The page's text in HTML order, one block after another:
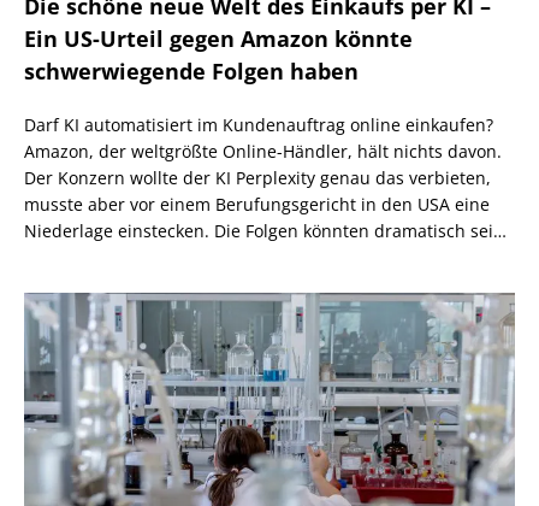
Ein US-Urteil gegen Amazon könnte
schwerwiegende Folgen haben
Darf KI automatisiert im Kundenauftrag online einkaufen?
Amazon, der weltgrößte Online-Händler, hält nichts davon.
Der Konzern wollte der KI Perplexity genau das verbieten,
musste aber vor einem Berufungsgericht in den USA eine
Niederlage einstecken. Die Folgen könnten dramatisch sein,